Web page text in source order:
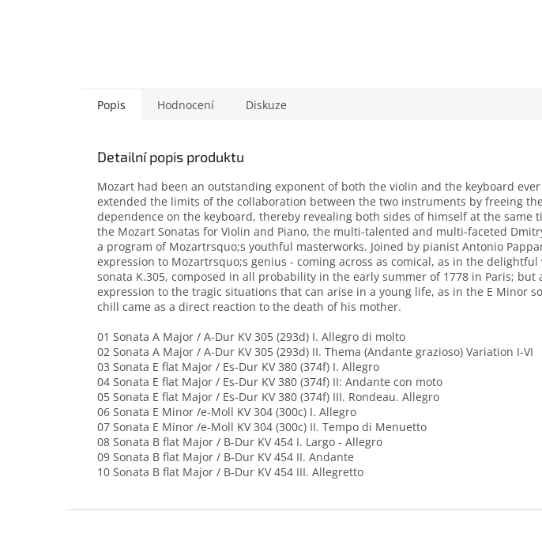
Popis Hodnocení Diskuze
Detailní popis produktu
Mozart had been an outstanding exponent of both the violin and the keyboard
extended the limits of the collaboration between the two instruments by freeing
dependence on the keyboard, thereby revealing both sides of himself at the same
the Mozart Sonatas for Violin and Piano, the multi-talented and multi-faceted
a program of Mozartrsquo;s youthful masterworks. Joined by pianist Antonio
expression to Mozartrsquo;s genius - coming across as comical, as in the
sonata K.305, composed in all probability in the early summer of 1778 in Paris; but
expression to the tragic situations that can arise in a young life, as in the E Minor
chill came as a direct reaction to the death of his mother.
01 Sonata A Major / A-Dur KV 305 (293d) I. Allegro di molto
02 Sonata A Major / A-Dur KV 305 (293d) II. Thema (Andante grazioso) Variation I-VI
03 Sonata E flat Major / Es-Dur KV 380 (374f) I. Allegro
04 Sonata E flat Major / Es-Dur KV 380 (374f) II: Andante con moto
05 Sonata E flat Major / Es-Dur KV 380 (374f) III. Rondeau. Allegro
06 Sonata E Minor /e-Moll KV 304 (300c) I. Allegro
07 Sonata E Minor /e-Moll KV 304 (300c) II. Tempo di Menuetto
08 Sonata B flat Major / B-Dur KV 454 I. Largo - Allegro
09 Sonata B flat Major / B-Dur KV 454 II. Andante
10 Sonata B flat Major / B-Dur KV 454 III. Allegretto